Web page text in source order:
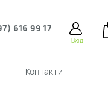
616 99 17
Вхід
Контакти